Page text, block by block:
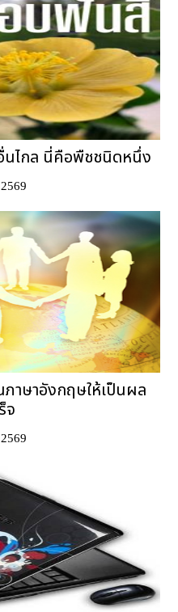
ไกล นี่คือพืชชนิดหนึ่ง
ภาษาอังกฤษให้เป็นผล
จ